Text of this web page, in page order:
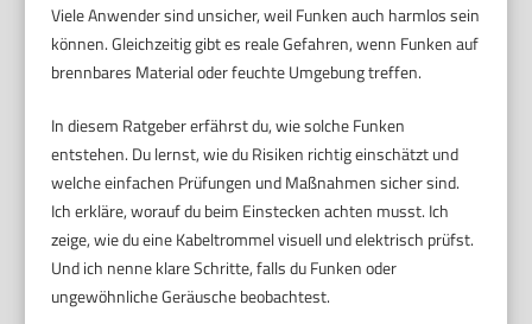
Viele Anwender sind unsicher, weil Funken auch harmlos sein
können. Gleichzeitig gibt es reale Gefahren, wenn Funken auf
brennbares Material oder feuchte Umgebung treffen.
In diesem Ratgeber erfährst du, wie solche Funken
entstehen. Du lernst, wie du Risiken richtig einschätzt und
welche einfachen Prüfungen und Maßnahmen sicher sind.
Ich erkläre, worauf du beim Einstecken achten musst. Ich
zeige, wie du eine Kabeltrommel visuell und elektrisch prüfst.
Und ich nenne klare Schritte, falls du Funken oder
ungewöhnliche Geräusche beobachtest.